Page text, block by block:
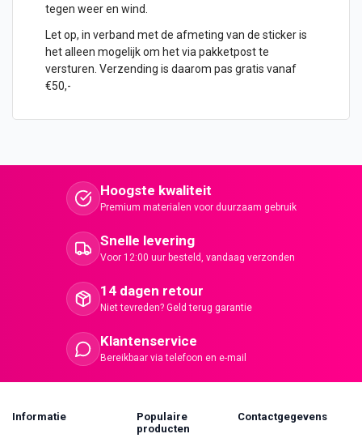
tegen weer en wind.
Let op, in verband met de afmeting van de sticker is
het alleen mogelijk om het via pakketpost te
versturen. Verzending is daarom pas gratis vanaf
€50,-
Hoogste kwaliteit
Premium materialen voor duurzaam gebruik
Snelle levering
Voor 12:00 uur besteld, vandaag verzonden
14 dagen retour
Niet tevreden? Geld terug garantie
Klantenservice
Bereikbaar via telefoon en e-mail
Informatie
Populaire
producten
Contactgegevens